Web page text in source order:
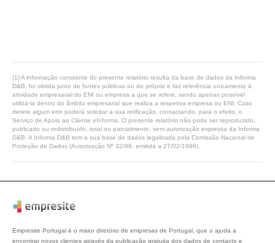
(1) A informação constante do presente relatório resulta da base de dados da Informa
D&B, foi obtida junto de fontes públicas ou do próprio e faz referência unicamente à
atividade empresarial do ENI ou empresa a que se refere, sendo apenas possível
utilizá-la dentro do âmbito empresarial que realiza a respetiva empresa ou ENI. Caso
detete algum erro poderá solicitar a sua retificação, contactando, para o efeito, o
Serviço de Apoio ao Cliente eInforma. O presente relatório não pode ser reproduzido,
publicado ou redistribuído, total ou parcialmente, sem autorização expressa da Informa
D&B. A Informa D&B tem a sua base de dados legalizada pela Comissão Nacional de
Proteção de Dados (Autorização Nº 32/96, emitida a 27/02/1996).
Empresite Portugal é o maior diretório de empresas de Portugal, que o ajuda a
encontrar novos clientes através da publicação gratuita dos dados de contacto e